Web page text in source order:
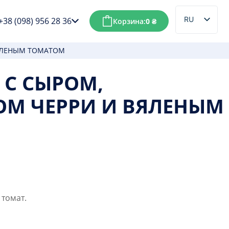
(098) 956 28 36 Корзина:0₴
RU
UK
ТОМАТОМ
С СЫРОМ,
ЧЕРРИ И ВЯЛЕНЫМ